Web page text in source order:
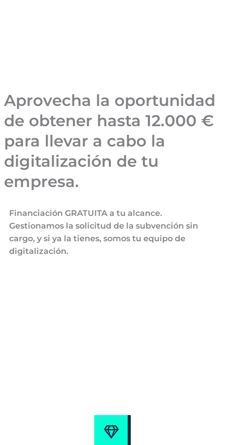
Aprovecha la oportunidad
de obtener hasta 12.000 €
para llevar a cabo la
digitalización de tu
empresa.
Financiación GRATUITA a tu alcance.
Gestionamos la solicitud de la subvención sin
cargo, y si ya la tienes, somos tu equipo de
digitalización.